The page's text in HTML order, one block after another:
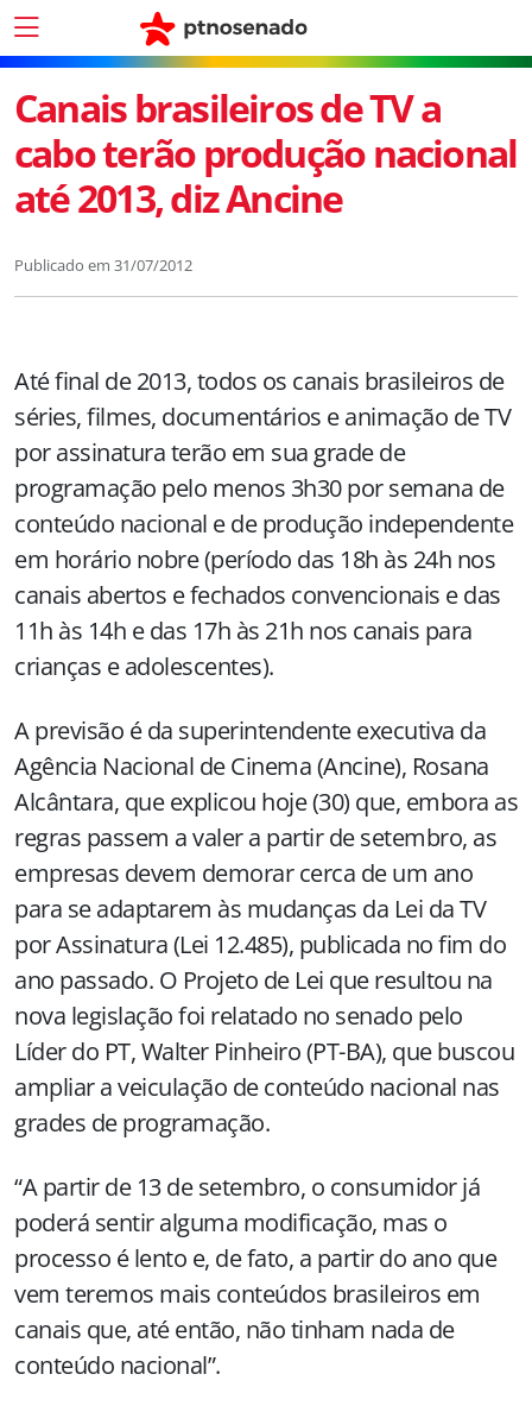
Canais brasileiros de TV a
cabo terão produção nacional
até 2013, diz Ancine
Publicado em 31/07/2012
Até final de 2013, todos os canais brasileiros de
séries, filmes, documentários e animação de TV
por assinatura terão em sua grade de
programação pelo menos 3h30 por semana de
conteúdo nacional e de produção independente
em horário nobre (período das 18h às 24h nos
canais abertos e fechados convencionais e das
11h às 14h e das 17h às 21h nos canais para
crianças e adolescentes).
A previsão é da superintendente executiva da
Agência Nacional de Cinema (Ancine), Rosana
Alcântara, que explicou hoje (30) que, embora as
regras passem a valer a partir de setembro, as
empresas devem demorar cerca de um ano
para se adaptarem às mudanças da Lei da TV
por Assinatura (Lei 12.485), publicada no fim do
ano passado. O Projeto de Lei que resultou na
nova legislação foi relatado no senado pelo
Líder do PT, Walter Pinheiro (PT-BA), que buscou
ampliar a veiculação de conteúdo nacional nas
grades de programação.
“A partir de 13 de setembro, o consumidor já
poderá sentir alguma modificação, mas o
processo é lento e, de fato, a partir do ano que
vem teremos mais conteúdos brasileiros em
canais que, até então, não tinham nada de
conteúdo nacional”.